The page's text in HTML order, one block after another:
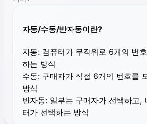
자동/수동/반자동이란?
자동: 컴퓨터가 무작위로 6개의 번
하는 방식
수동: 구매자가 직접 6개의 번호를
방식
반자동: 일부는 구매자가 선택하고,
터가 선택하는 방식